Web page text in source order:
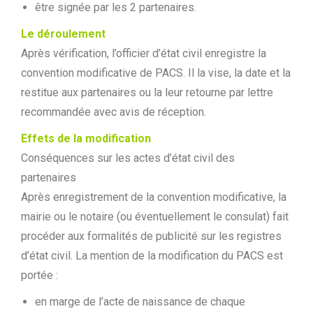
être signée par les 2 partenaires.
Le déroulement
Après vérification, l’officier d’état civil enregistre la
convention modificative de PACS. Il la vise, la date et la
restitue aux partenaires ou la leur retourne par lettre
recommandée avec avis de réception.
Effets de la modification
Conséquences sur les actes d’état civil des
partenaires
Après enregistrement de la convention modificative, la
mairie ou le notaire (ou éventuellement le consulat) fait
procéder aux formalités de publicité sur les registres
d’état civil. La mention de la modification du PACS est
portée :
en marge de l’acte de naissance de chaque